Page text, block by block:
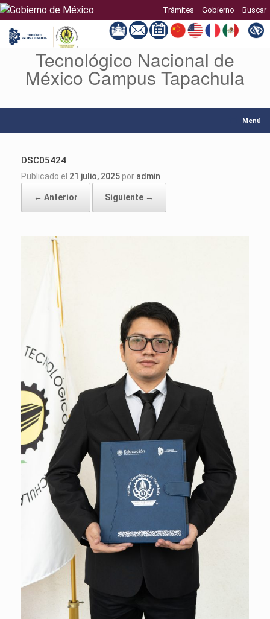
Trámites Gobierno Buscar
contenido
Tecnológico Nacional de
México Campus Tapachula
Menú
DSC05424
Publicado el 21 julio, 2025por admin
← Anterior Siguiente →